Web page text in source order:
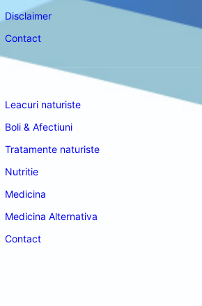
Disclaimer
Contact
Leacuri naturiste
Boli & Afectiuni
Tratamente naturiste
Nutritie
Medicina
Medicina Alternativa
Contact